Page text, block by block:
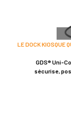
LE DOCK KIOSQUE
GDS® Uni-
sécurise,